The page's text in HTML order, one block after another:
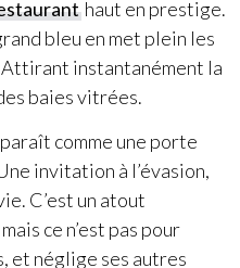
haut en prestige.
bleu en met plein les
instantanément la
baies vitrées.
comme une porte
invitation à l’évasion,
C’est un atout
ce n’est pas pour
et néglige ses autres